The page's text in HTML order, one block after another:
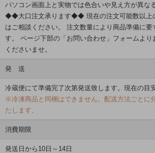
パソコン画面上と実物では色合いや見え方が異な
◆◆大口注文承ります◆◆ 現在の注文可能数以上
はご相談ください。 注文数量により商品準備に要
す。 ページ下部の「お問い合わせ」フォームよ
くださいませ。
発 送
冷蔵便にて準備完了次第発送致します。現在の目
※冷凍商品と同梱はできません。配送方法ごとに
たします。
消費期限
発送日から10日～14日